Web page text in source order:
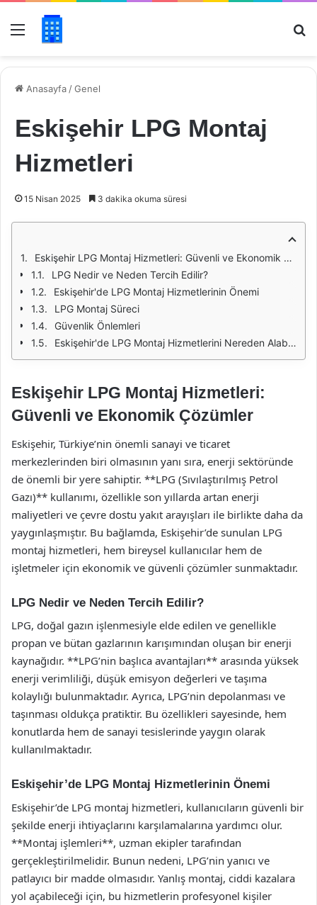
Menü
Anasayfa /Genel
Eskişehir LPG Montaj
Hizmetleri
15 Nisan 2025 3 dakika okuma süresi
Eskişehir LPG Montaj Hizmetleri: Güvenli ve Ekonomik Çözümler
LPG Nedir ve Neden Tercih Edilir?
Eskişehir'de LPG Montaj Hizmetlerinin Önemi
LPG Montaj Süreci
Güvenlik Önlemleri
Eskişehir'de LPG Montaj Hizmetlerini Nereden Alabilirsiniz?
Eskişehir LPG Montaj Hizmetleri:
Güvenli ve Ekonomik Çözümler
Eskişehir, Türkiye’nin önemli sanayi ve ticaret
merkezlerinden biri olmasının yanı sıra, enerji sektöründe
de önemli bir yere sahiptir. **LPG (Sıvılaştırılmış Petrol
Gazı)** kullanımı, özellikle son yıllarda artan enerji
maliyetleri ve çevre dostu yakıt arayışları ile birlikte daha da
yaygınlaşmıştır. Bu bağlamda, Eskişehir’de sunulan LPG
montaj hizmetleri, hem bireysel kullanıcılar hem de
işletmeler için ekonomik ve güvenli çözümler sunmaktadır.
LPG Nedir ve Neden Tercih Edilir?
LPG, doğal gazın işlenmesiyle elde edilen ve genellikle
propan ve bütan gazlarının karışımından oluşan bir enerji
kaynağıdır. **LPG’nin başlıca avantajları** arasında yüksek
enerji verimliliği, düşük emisyon değerleri ve taşıma
kolaylığı bulunmaktadır. Ayrıca, LPG’nin depolanması ve
taşınması oldukça pratiktir. Bu özellikleri sayesinde, hem
konutlarda hem de sanayi tesislerinde yaygın olarak
kullanılmaktadır.
Eskişehir’de LPG Montaj Hizmetlerinin Önemi
Eskişehir’de LPG montaj hizmetleri, kullanıcıların güvenli bir
şekilde enerji ihtiyaçlarını karşılamalarına yardımcı olur.
**Montaj işlemleri**, uzman ekipler tarafından
gerçekleştirilmelidir. Bunun nedeni, LPG’nin yanıcı ve
patlayıcı bir madde olmasıdır. Yanlış montaj, ciddi kazalara
yol açabileceği için, bu hizmetlerin profesyonel kişiler